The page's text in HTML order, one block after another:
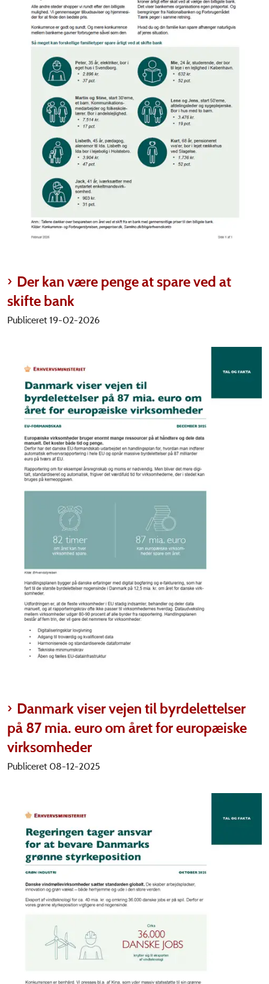
Der kan være penge at spare ved at
skifte bank
Publiceret 19-02-2026
Danmark viser vejen til byrdelettelser
på 87 mia. euro om året for europæiske
virksomheder
Publiceret 08-12-2025